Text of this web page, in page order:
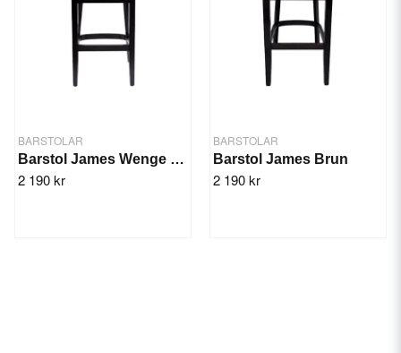
BARSTOLAR
Barstol James Wenge Svart
2 190 kr
BARSTOLAR
Barstol James Brun
2 190 kr